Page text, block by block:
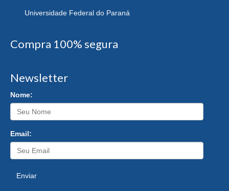
Universidade Federal do Paraná
Compra 100% segura
Newsletter
Nome:
Email:
Enviar